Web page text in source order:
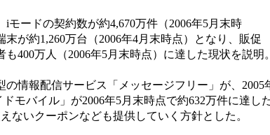
ードの契約数が約4,670万件（2006年5月末時
が約1,260万台（2006年4月末時点）となり、販促
400万人（2006年5月末時点）に達した現状を説明。
情報配信サービス「メッセージフリー」が、2005
モバイル」が2006年5月末時点で約632万件に達し
ないクーポンなども提供していく方針とした。